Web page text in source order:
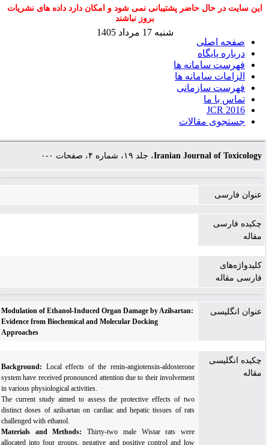
این سایت در حال حاضر پشتیبانی نمی شود و امکان دارد داده های نشریات
بروز نباشند
صفحه اصلی
درباره پایگاه
فهرست سامانه ها
الزامات سامانه ها
فهرست سازمانی
تماس با ما
JCR 2016
جستجوی مقالات
شنبه 17 مرداد 1405
Iranian Journal of Toxicology، جلد ۱۹، شماره ۴، صفحات ۰-۰
عنوان فارسی
چکیده فارسی
مقاله
کلیدواژه‌های
فارسی مقاله
عنوان انگلیسی
Modulation of Ethanol-Induced Organ Damage by Azilsartan:
Evidence from Biochemical and Molecular Docking
Approaches
چکیده انگلیسی
مقاله
Background:Local effects of the renin-angiotensin-aldosterone
system have received pronounced attention due to their involvement
in various physiological activities.
The current study aimed to assess the protective effects of two
distinct doses of azilsartan on cardiac and hepatic tissues of rats
challenged with ethanol.
Materials and Methods
:Thirty-two male Wistar rats were
allocated into four groups, negative and positive control and low